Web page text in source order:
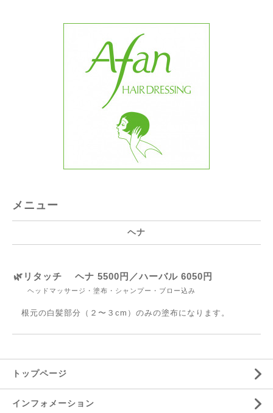
メニュー
ヘナ
🌿リタッチ ヘナ 5500円／ハーバル 6050円
ヘッドマッサージ・塗布・シャンプー・ブロー込み
根元の白髪部分（２〜３cm）のみの塗布になります。
トップページ
インフォメーション